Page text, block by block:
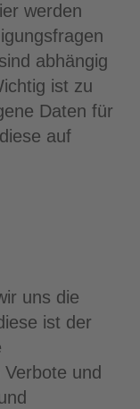
werden
abhängig
ist zu
Daten für
auf
uns die
ist der
und